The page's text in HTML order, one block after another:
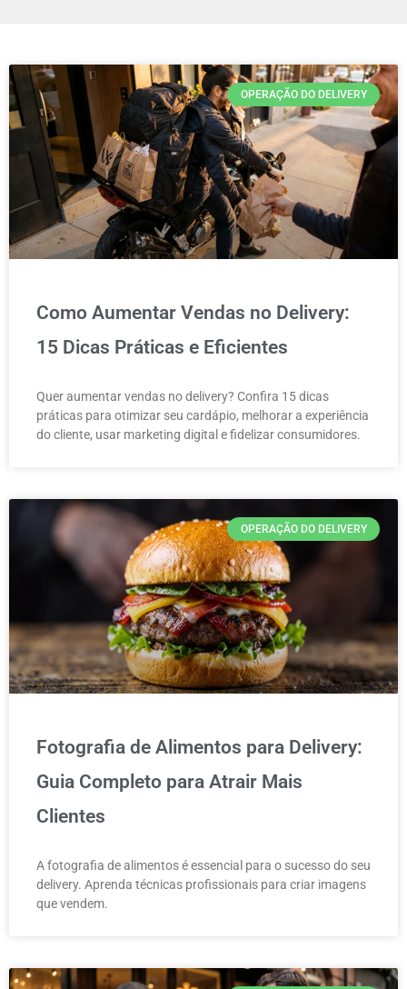
OPERAÇÃO DO DELIVERY
Como Aumentar Vendas no Delivery:
15 Dicas Práticas e Eficientes
Quer aumentar vendas no delivery? Confira 15 dicas
práticas para otimizar seu cardápio, melhorar a experiência
do cliente, usar marketing digital e fidelizar consumidores.
OPERAÇÃO DO DELIVERY
Fotografia de Alimentos para Delivery:
Guia Completo para Atrair Mais
Clientes
A fotografia de alimentos é essencial para o sucesso do seu
delivery. Aprenda técnicas profissionais para criar imagens
que vendem.